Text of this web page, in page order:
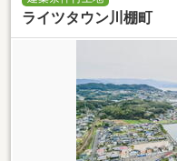
ライツタウン川棚町